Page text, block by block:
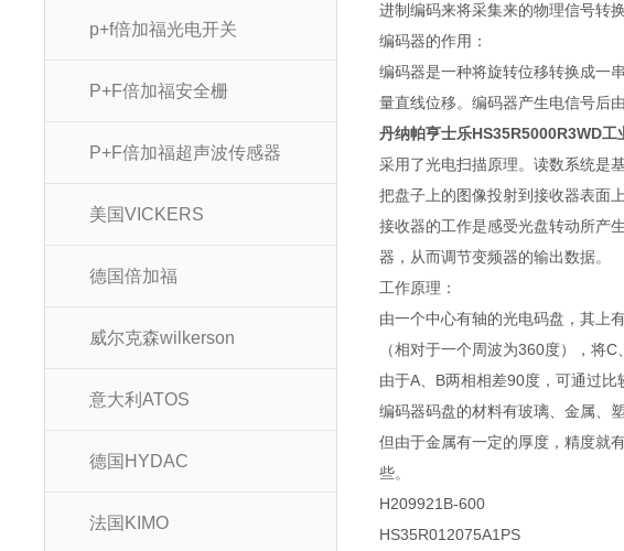
p+f倍加福光电开关
P+F倍加福安全栅
P+F倍加福超声波传感器
美国VICKERS
德国倍加福
威尔克森wilkerson
意大利ATOS
德国HYDAC
法国KIMO
进制编码来将采集来的物理信号转
编码器的作用：
编码器是一种将旋转位移转换成一
量直线位移。编码器产生电信号后
丹纳帕亨士乐HS35R5000R3WD工
采用了光电扫描原理。读数系统是
把盘子上的图像投射到接收器表面
接收器的工作是感受光盘转动所产
器，从而调节变频器的输出数据。
工作原理：
由一个中心有轴的光电码盘，其上
（相对于一个周波为360度），将
由于A、B两相相差90度，可通过
编码器码盘的材料有玻璃、金属、
但由于金属有一定的厚度，精度就
些。
H209921B-600
HS35R012075A1PS